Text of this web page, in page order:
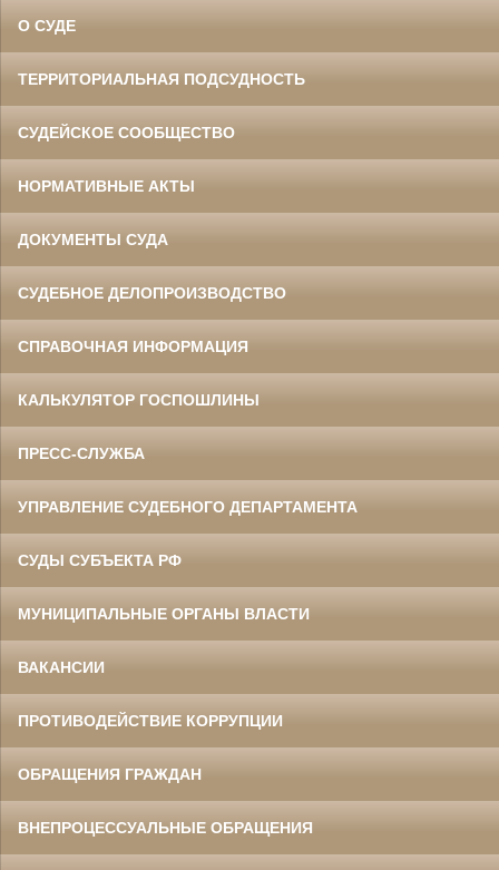
О СУДЕ
ТЕРРИТОРИАЛЬНАЯ ПОДСУДНОСТЬ
СУДЕЙСКОЕ СООБЩЕСТВО
НОРМАТИВНЫЕ АКТЫ
ДОКУМЕНТЫ СУДА
СУДЕБНОЕ ДЕЛОПРОИЗВОДСТВО
СПРАВОЧНАЯ ИНФОРМАЦИЯ
КАЛЬКУЛЯТОР ГОСПОШЛИНЫ
ПРЕСС-СЛУЖБА
УПРАВЛЕНИЕ СУДЕБНОГО ДЕПАРТАМЕНТА
СУДЫ СУБЪЕКТА РФ
МУНИЦИПАЛЬНЫЕ ОРГАНЫ ВЛАСТИ
ВАКАНСИИ
ПРОТИВОДЕЙСТВИЕ КОРРУПЦИИ
ОБРАЩЕНИЯ ГРАЖДАН
ВНЕПРОЦЕССУАЛЬНЫЕ ОБРАЩЕНИЯ